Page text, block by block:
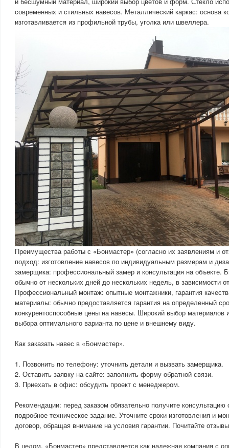
современных и стильных навесов. Металлический каркас: основа
изготавливается из профильной трубы, уголка или швеллера.
Преимущества работы с «Бонмастер» (согласно их заявлениям и
подход: изготовление навесов по индивидуальным размерам и
замерщика: профессиональный замер и консультация на объекте.
обычно от нескольких дней до нескольких недель, в зависимости
Профессиональный монтаж: опытные монтажники, гарантия
материалы: обычно предоставляется гарантия на определенный
конкурентоспособные цены на навесы. Широкий выбор материалов
выбора оптимального варианта по цене и внешнему виду.
Как заказать навес в «Бонмастер».
1. Позвонить по телефону: уточнить детали и вызвать замерщика.
2. Оставить заявку на сайте: заполнить форму обратной связи.
3. Приехать в офис: обсудить проект с менеджером.
Рекомендации: перед заказом обязательно получите консультацию
подробное техническое задание. Уточните сроки изготовления и
договор, обращая внимание на условия гарантии. Почитайте
В целом, «Бонмастер» представляется как надежная компания с